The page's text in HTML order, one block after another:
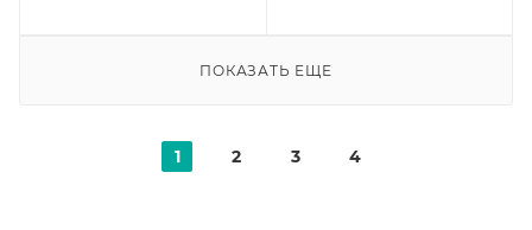
ПОКАЗАТЬ ЕЩЕ
1 2 3 4